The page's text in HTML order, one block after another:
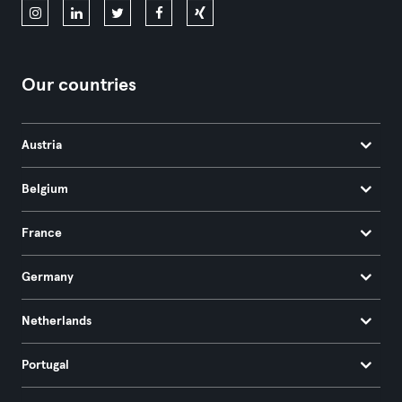
Our countries
Austria
Belgium
France
Germany
Netherlands
Portugal